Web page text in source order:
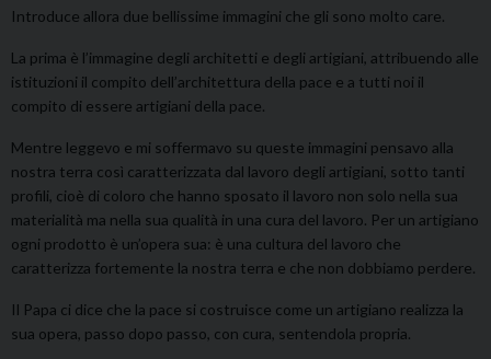
Introduce allora due bellissime immagini che gli sono molto care.
La prima è l’immagine degli architetti e degli artigiani, attribuendo alle
istituzioni il compito dell’architettura della pace e a tutti noi il
compito di essere artigiani della pace.
Mentre leggevo e mi soffermavo su queste immagini pensavo alla
nostra terra così caratterizzata dal lavoro degli artigiani, sotto tanti
profili, cioè di coloro che hanno sposato il lavoro non solo nella sua
materialità ma nella sua qualità in una cura del lavoro. Per un artigiano
ogni prodotto è un’opera sua: è una cultura del lavoro che
caratterizza fortemente la nostra terra e che non dobbiamo perdere.
Il Papa ci dice che la pace si costruisce come un artigiano realizza la
sua opera, passo dopo passo, con cura, sentendola propria.